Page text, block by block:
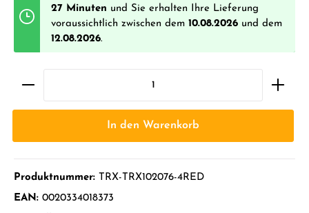
27 Minuten und Sie erhalten Ihre Lieferung
voraussichtlich zwischen dem 10.08.2026 und dem
12.08.2026.
In den Warenkorb
Produktnummer: TRX-TRX102076-4RED
EAN: 0020334018373